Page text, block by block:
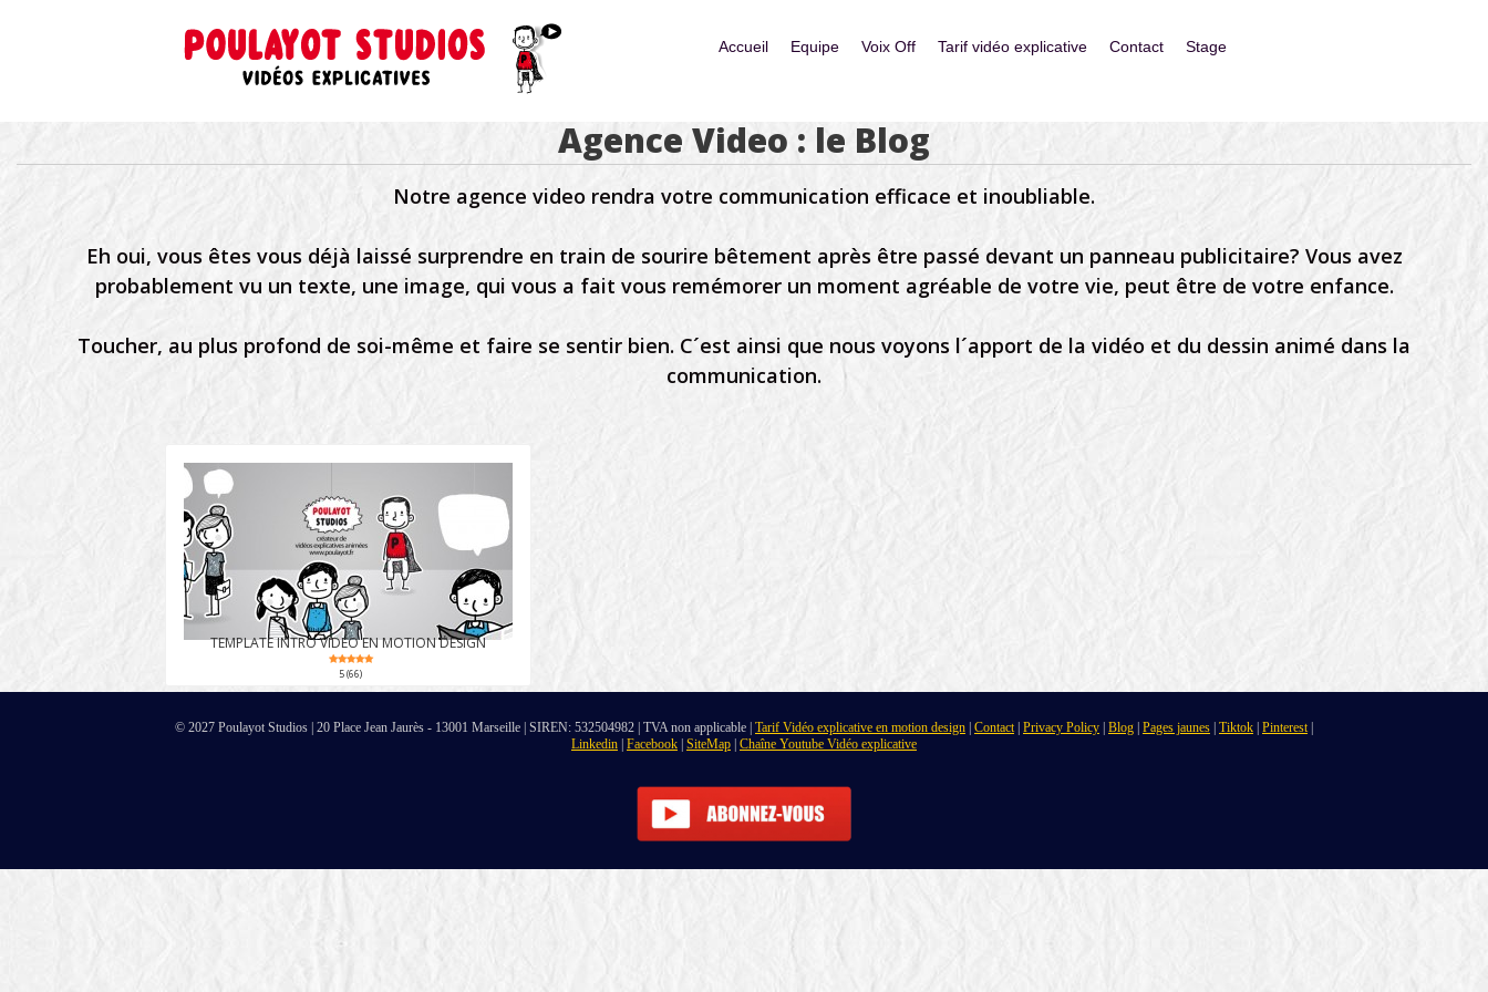
Menu
Accueil Equipe Voix Off Tarif vidéo explicative Contact Stage
Agence Video : le Blog
Notre agence video rendra votre communication efficace et inoubliable.
Eh oui, vous êtes vous déjà laissé surprendre en train de sourire bêtement après être passé devant un panneau publicitaire? Vous avez
probablement vu un texte, une image, qui vous a fait vous remémorer un moment agréable de votre vie, peut être de votre enfance.
Toucher, au plus profond de soi-même et faire se sentir bien. C´est ainsi que nous voyons l´apport de la vidéo et du dessin animé dans la
communication.
TEMPLATE INTRO VIDÉO EN MOTION DESIGN
5 (66)
© 2027 Poulayot Studios | 20 Place Jean Jaurès - 13001 Marseille | SIREN: 532504982 | TVA non applicable | Tarif Vidéo explicative en motion design | Contact | Privacy Policy | Blog | Pages jaunes | Tiktok | Pinterest |
Linkedin | Facebook | SiteMap | Chaîne Youtube Vidéo explicative